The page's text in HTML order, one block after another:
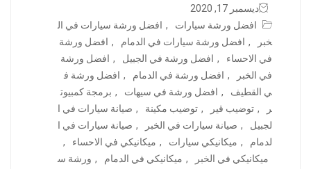
ديسمبر 17, 2020
افضل ورشة سيارات
, افضل ورشة سيارات في ال
خبر
, افضل ورشة سيارات في الدمام , افضل ورشة
في الاحساء
, افضل ورشة في الجبيل , افضل ورشة
في الخبر
, افضل ورشة في الدمام , افضل ورشة ف
ي القطيف
, افضل ورشة في سيهات , برمجة كمبيوت
ر
, توضيب قير , توضيب مكينة , صيانة سيارات في ا
لجبيل
, صيانة سيارات في الخبر , صيانة سيارات في ا
لدمام
, ميكانيكي سيارات , ميكانيكي في الاحساء
,
ميكانيكي في الخبر
, ميكانيكي في الدمام , ورشة س